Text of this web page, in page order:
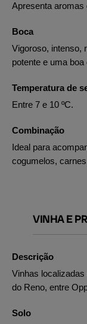
Apresenta aromas
Boca
Vigoroso, intenso,
potente e uma
Temperatura de
Entre 7 e 10 ºC.
Combinação
Ideal para
cogumelos,
VINHA E
Descrição
Vinhas
do Reno, entre
Solo